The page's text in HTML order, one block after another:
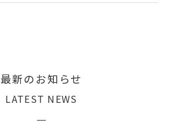
最新のお知らせ
LATEST NEWS